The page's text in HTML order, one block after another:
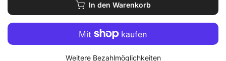
In den Warenkorb
Weitere Bezahlmöglichkeiten